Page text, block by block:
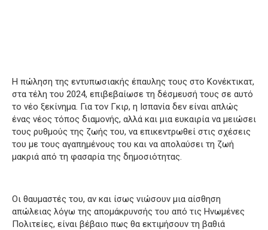
Η πώληση της εντυπωσιακής έπαυλης τους στο Κονέκτικατ,
στα τέλη του 2024, επιβεβαίωσε τη δέσμευσή τους σε αυτό
το νέο ξεκίνημα. Για τον Γκιρ, η Ισπανία δεν είναι απλώς
ένας νέος τόπος διαμονής, αλλά και μια ευκαιρία να μειώσει
τους ρυθμούς της ζωής του, να επικεντρωθεί στις σχέσεις
του με τους αγαπημένους του και να απολαύσει τη ζωή
μακριά από τη φασαρία της δημοσιότητας.
Οι θαυμαστές του, αν και ίσως νιώσουν μια αίσθηση
απώλειας λόγω της απομάκρυνσής του από τις Ηνωμένες
Πολιτείες, είναι βέβαιο πως θα εκτιμήσουν τη βαθιά